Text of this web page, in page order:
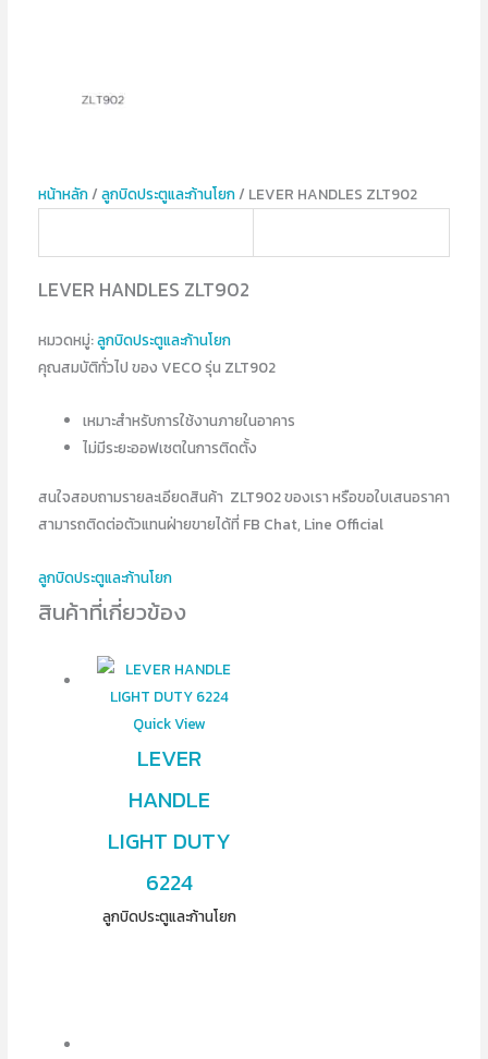
หน้าหลัก/ ลูกบิดประตูและก้านโยก/ LEVER HANDLES ZLT902
LEVER HANDLES ZLT902
หมวดหมู่:ลูกบิดประตูและก้านโยก
คุณสมบัติทั่วไป ของ VECO รุ่น ZLT902
เหมาะสำหรับการใช้งานภายในอาคาร
ไม่มีระยะออฟเซตในการติดตั้ง
สนใจสอบถามรายละเอียดสินค้า ZLT902 ของเรา หรือขอใบเสนอราคา
สามารถติดต่อตัวแทนฝ่ายขายได้ที่ FB Chat, Line Official
ลูกบิดประตูและก้านโยก
สินค้าที่เกี่ยวข้อง
Quick View
LEVER
HANDLE
LIGHT DUTY
6224
ลูกบิดประตูและก้านโยก